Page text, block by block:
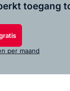
toegang
per maand